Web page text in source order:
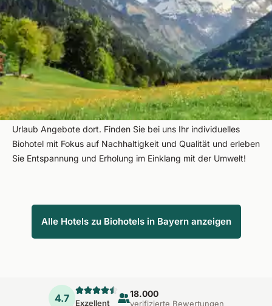
Nachhaltig entspannen beim Bio Urlaub in
Bayern
Bayern bietet mit seiner ruhigen und idyllischen Landschaft
den perfekten Rückzugsort für Erholungssuchende.
Gleichzeitig bietet das vielseitige Bundesland eine riesige
Auswahl an Möglichkeiten für Gäste, die Aktivsport im Urlaub
betreiben möchten. Bayern ist so vielseitig wie unsere Bio
Urlaub Angebote dort. Finden Sie bei uns Ihr individuelles
Biohotel mit Fokus auf Nachhaltigkeit und Qualität und erleben
Sie Entspannung und Erholung im Einklang mit der Umwelt!
Alle Hotels zu Biohotels in Bayern anzeigen
4.7 Exzellent
18.000
verifizierte Bewertungen